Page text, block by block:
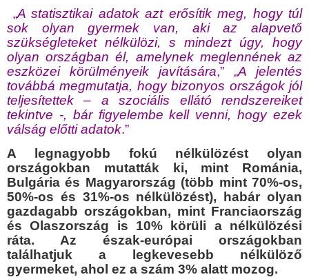
„A statisztikai adatok azt erősítik meg, hogy túl
sok olyan gyermek van, aki az alapvető
szükségleteket nélkülözi, s mindezt úgy, hogy
olyan országban él, amelynek meglennének az
eszközei körülményeik javítására,” „A jelentés
továbbá megmutatja, hogy bizonyos országok jól
teljesítettek – a szociális ellátó rendszereiket
tekintve -, bár figyelembe kell venni, hogy ezek
válság előtti adatok.”
A legnagyobb fokú nélkülözést olyan
országokban mutatták ki, mint Románia,
Bulgária és Magyarország (több mint 70%-os,
50%-os és 31%-os nélkülözést), habár olyan
gazdagabb országokban, mint Franciaország
és Olaszország is 10% körüli a nélkülözési
ráta. Az észak-európai országokban
találhatjuk a legkevesebb nélkülöző
gyermeket, ahol ez a szám 3% alatt mozog.